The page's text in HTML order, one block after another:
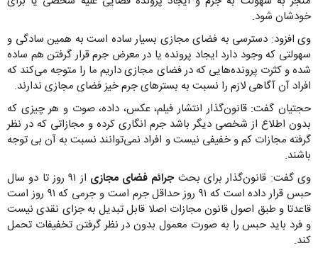
خودشان شود.
وی افزود: دسترسی به فضای مجازی بسیار ساده است به همین سادگی و
سهولتی که وجود دارد ایجاد پرونده یا در معرض جرم قرار گرفتن هم ساده
شده و کثرت پرونده‌هایی که در فضای مجازی داریم ما را متوجه می‌کند که
افراد آن آگاهی لازم را نسبت به بستر‌های جرم خیز فضای مجازی ندارند.
حجتیان گفت: قانون‌گذار انتشار فیلم، عکس، داده، صوت و هر چیزی که
بدون اطلاع از شخصی دیگر باشد جرم انگاری کرده و مجازاتی که در نظر
گرفته مجازات کم و خفیفی نیست و افراد نمی‌توانند نسبت به آن بی توجه
باشند.
وی گفت: قانون‌گذار برای بحث جرائم فضای مجازی
از ۹۱ روز تا دو سال
حبس قرار داده است که ۹۱ روز حداقل جرم است و جرمی که ۹۱ روز است
قاعدتا و طبق اصول قانون مجازات اصلا قابل تبدیل به جزای نقدی نیست
و فرد باید حبس را به صورت معمول بدون در نظر گرفتن تخفیفات تحمل
کند.